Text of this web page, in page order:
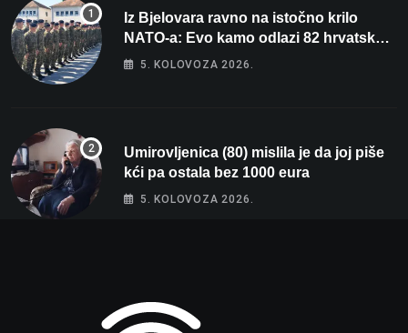
Iz Bjelovara ravno na istočno krilo
NATO-a: Evo kamo odlazi 82 hrvatska
vojnika i 6 vojnikinja
5. KOLOVOZA 2026.
Umirovljenica (80) mislila je da joj piše
kći pa ostala bez 1000 eura
5. KOLOVOZA 2026.